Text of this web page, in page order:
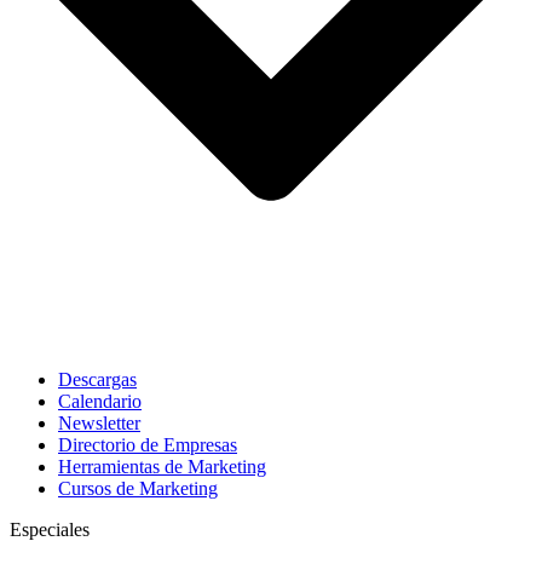
Descargas
Calendario
Newsletter
Directorio de Empresas
Herramientas de Marketing
Cursos de Marketing
Especiales